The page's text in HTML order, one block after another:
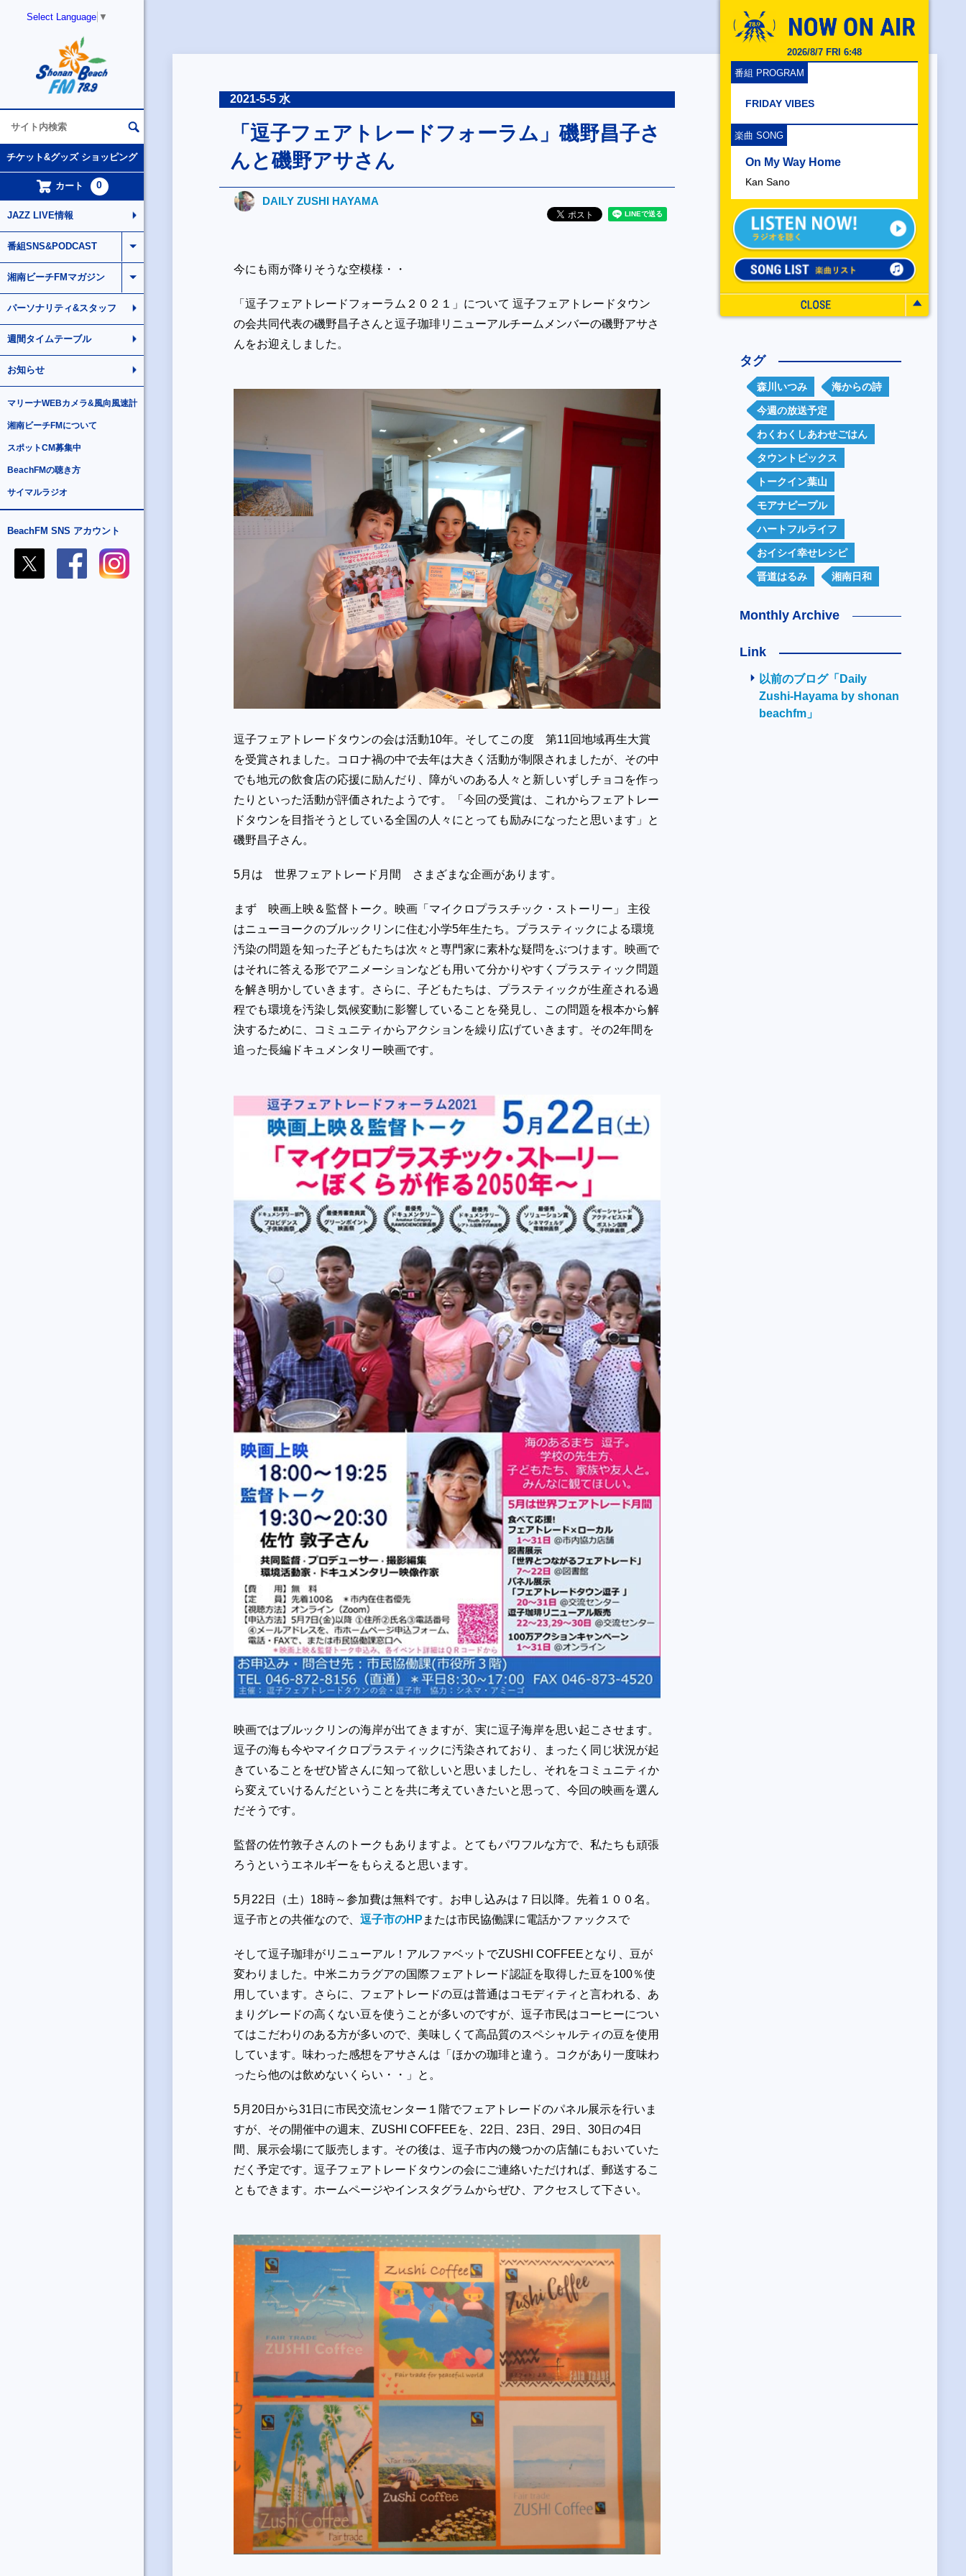
Select Language ▼
2026/8/7 FRI 6:48
番組 PROGRAM
FRIDAY VIBES
楽曲 SONG
On My Way Home
Kan Sano
チケット&グッズ ショッピング
カート 0
JAZZ LIVE情報
番組SNS&PODCAST
湘南ビーチFMマガジン
パーソナリティ&スタッフ
週間タイムテーブル
お知らせ
マリーナWEBカメラ&風向風速計
湘南ビーチFMについて
スポットCM募集中
BeachFMの聴き方
サイマルラジオ
BeachFM SNS アカウント
2021-5-5 水
「逗子フェアトレードフォーラム」磯野昌子さ
んと磯野アサさん
DAILY ZUSHI HAYAMA
今にも雨が降りそうな空模様・・
「逗子フェアトレードフォーラム２０２１」について 逗子フェアトレードタウン
の会共同代表の磯野昌子さんと逗子珈琲リニューアルチームメンバーの磯野アサさ
んをお迎えしました。
逗子フェアトレードタウンの会は活動10年。そしてこの度 第11回地域再生大賞
を受賞されました。コロナ禍の中で去年は大きく活動が制限されましたが、その中
でも地元の飲食店の応援に励んだり、障がいのある人々と新しいずしチョコを作っ
たりといった活動が評価されたようです。「今回の受賞は、これからフェアトレー
ドタウンを目指そうとしている全国の人々にとっても励みになったと思います」と
磯野昌子さん。
5月は 世界フェアトレード月間 さまざまな企画があります。
まず 映画上映＆監督トーク。映画「マイクロプラスチック・ストーリー」 主役
はニューヨークのブルックリンに住む小学5年生たち。プラスティックによる環境
汚染の問題を知った子どもたちは次々と専門家に素朴な疑問をぶつけます。映画で
はそれに答える形でアニメーションなども用いて分かりやすくプラスティック問題
を解き明かしていきます。さらに、子どもたちは、プラスティックが生産される過
程でも環境を汚染し気候変動に影響していることを発見し、この問題を根本から解
決するために、コミュニティからアクションを繰り広げていきます。その2年間を
追った長編ドキュメンタリー映画です。
映画ではブルックリンの海岸が出てきますが、実に逗子海岸を思い起こさせます。
逗子の海も今やマイクロプラスティックに汚染されており、まったく同じ状況が起
きていることをぜひ皆さんに知って欲しいと思いましたし、それをコミュニティか
ら変えていけるんだということを共に考えていきたいと思って、今回の映画を選ん
だそうです。
監督の佐竹敦子さんのトークもありますよ。とてもパワフルな方で、私たちも頑張
ろうというエネルギーをもらえると思います。
5月22日（土）18時～参加費は無料です。お申し込みは７日以降。先着１００名。
逗子市との共催なので、 逗子市のHP または市民協働課に電話かファックスで
そして逗子珈琲がリニューアル！アルファベットでZUSHI COFFEEとなり、豆が
変わりました。中米ニカラグアの国際フェアトレード認証を取得した豆を100％使
用しています。さらに、フェアトレードの豆は普通はコモディティと言われる、あ
まりグレードの高くない豆を使うことが多いのですが、逗子市民はコーヒーについ
てはこだわりのある方が多いので、美味しくて高品質のスペシャルティの豆を使用
しています。味わった感想をアサさんは「ほかの珈琲と違う。コクがあり一度味わ
ったら他のは飲めないくらい・・」と。
5月20日から31日に市民交流センター１階でフェアトレードのパネル展示を行いま
すが、その開催中の週末、ZUSHI COFFEEを、22日、23日、29日、30日の4日
間、展示会場にて販売します。その後は、逗子市内の幾つかの店舗にもおいていた
だく予定です。逗子フェアトレードタウンの会にご連絡いただければ、郵送するこ
ともできます。ホームページやインスタグラムからぜひ、アクセスして下さい。
タグ
森川いつみ 海からの詩
今週の放送予定
わくわくしあわせごはん
タウントピックス
トークイン葉山
モアナピープル
ハートフルライフ
おイシイ幸せレシピ
晋道はるみ 湘南日和
Monthly Archive
Link
以前のブログ「Daily
Zushi-Hayama by shonan
beachfm」